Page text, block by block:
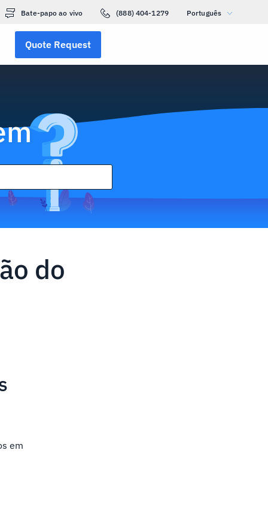
Bate-papo ao vivo (888) 404-1279 Português
Quote Request
do
em